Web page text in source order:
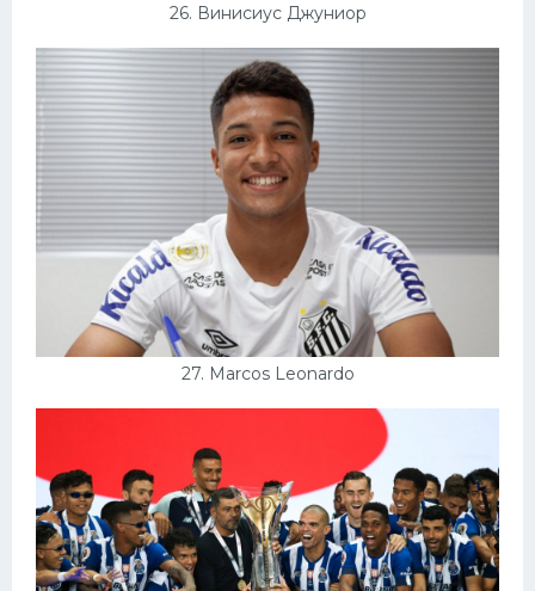
26. Винисиус Джуниор
27. Marcos Leonardo